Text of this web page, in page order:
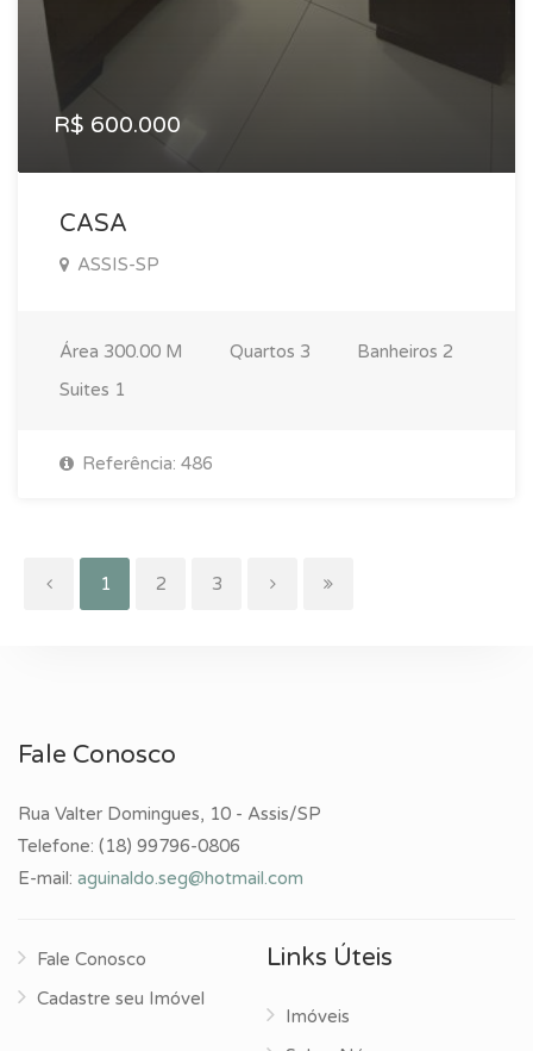
R$ 600.000
CASA
ASSIS-SP
Área 300.00 M Quartos 3 Banheiros 2
Suites 1
Referência: 486
1(current)
2 3
Fale Conosco
Rua Valter Domingues, 10 - Assis/SP
Telefone: (18) 99796-0806
E-mail: aguinaldo.seg@hotmail.com
Fale Conosco
Cadastre seu Imóvel
Links Úteis
Imóveis